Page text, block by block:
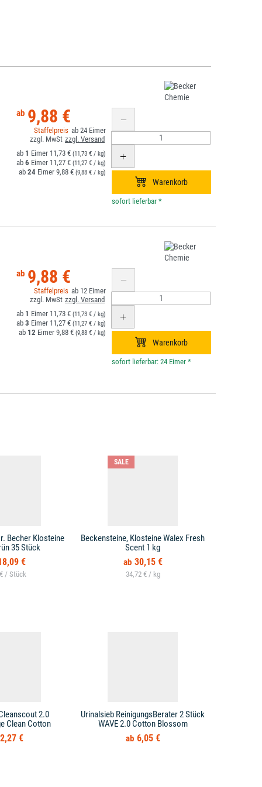
9,88 €
24
1 11,73 € (11,73 € / kg)
6 11,27 € (11,27 € / kg)
24 9,88 € (9,88 € / kg)
*
9,88 €
12
1 11,73 € (11,73 € / kg)
3 11,27 € (11,27 € / kg)
12 9,88 € (9,88 € / kg)
*
Becher Klosteine
35 Stück
€
/
SALE
Beckensteine, Klosteine Walex Fresh
Scent 1 kg
30,15 €
34,72 € /
2.0
Clean Cotton
2,27 €
Urinalsieb ReinigungsBerater 2 Stück
WAVE 2.0 Cotton Blossom
6,05 €